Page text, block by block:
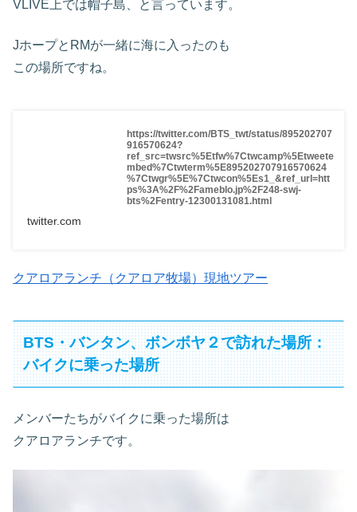
VLIVE上では帽子島、と言っています。
JホープとRMが一緒に海に入ったのも
この場所ですね。
https://twitter.com/BTS_twt/status/895202707
916570624?
ref_src=twsrc%5Etfw%7Ctwcamp%5Etweete
mbed%7Ctwterm%5E895202707916570624
%7Ctwgr%5E%7Ctwcon%5Es1_&ref_url=htt
ps%3A%2F%2Fameblo.jp%2F248-swj-
bts%2Fentry-12300131081.html
twitter.com
クアロアランチ（クアロア牧場）現地ツアー
BTS・バンタン、ボンボヤ２で訪れた場所：
バイクに乗った場所
メンバーたちがバイクに乗った場所は
クアロアランチです。